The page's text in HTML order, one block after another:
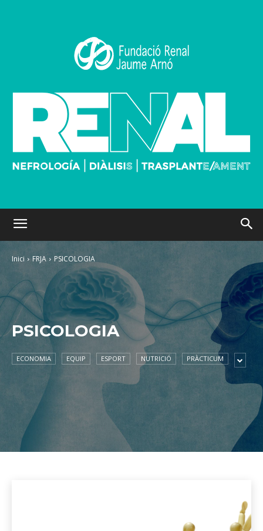
Inici FRJA PSICOLOGIA
PSICOLOGIA
ECONOMIA EQUIP ESPORT NUTRICIÓ PRÀCTICUM